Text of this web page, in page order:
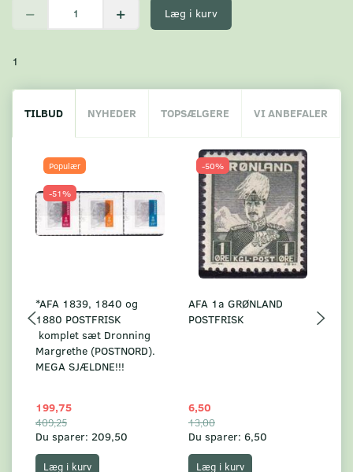
Læg i kurv
1
TILBUD NYHEDER TOPSÆLGERE VI ANBEFALER
Populær
-51%
*AFA 1839, 1840 og
1880 POSTFRISK
komplet sæt Dronning
Margrethe (POSTNORD).
MEGA SJÆLDNE!!!
199,75
409,25
Du sparer: 209,50
Læg i kurv
-50%
AFA 1a GRØNLAND
POSTFRISK
6,50
13,00
Du sparer: 6,50
Læg i kurv